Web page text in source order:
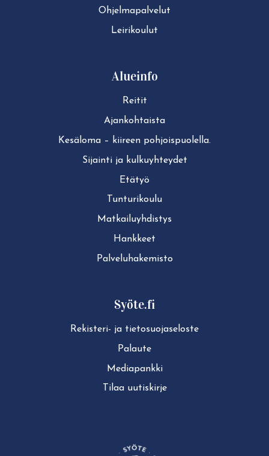
Ohjelmapalvelut
Leirikoulut
Alueinfo
Reitit
Ajan­koh­tais­ta
Kesäloma – kiireen pohjoispuolella.
Sijainti ja kul­ku­yh­tey­det
Etätyö
Tun­tu­ri­kou­lu
Mat­kai­lu­yh­dis­tys
Hankkeet
Pal­ve­lu­ha­ke­mis­to
Syöte.fi
Rekisteri- ja tie­to­suo­ja­se­los­te
Palaute
Mediapankki
Tilaa uutiskirje